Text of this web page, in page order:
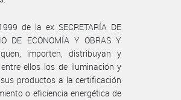
de la ex SECRETARÍA DE
DE ECONOMÍA Y OBRAS Y
importen, distribuyan y
ellos los de iluminación y
productos a la certificación
o eficiencia energética de